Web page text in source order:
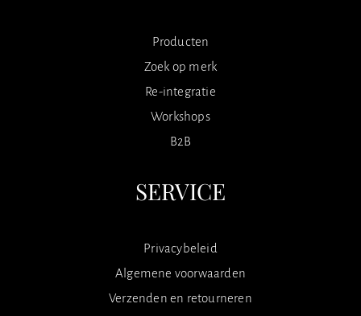
Producten
Zoek op merk
Re-integratie
Workshops
B2B
SERVICE
Privacybeleid
Algemene voorwaarden
Verzenden en retourneren